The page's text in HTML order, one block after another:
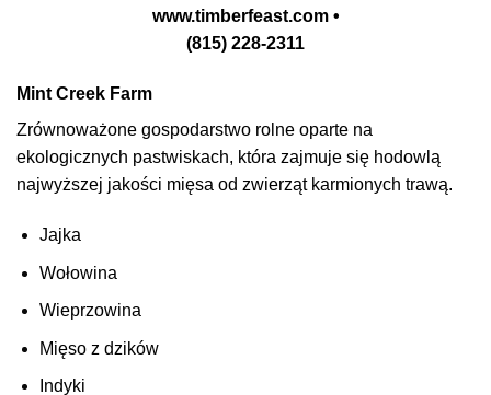
www.timberfeast.com •
(815) 228-2311
Mint Creek Farm
Zrównoważone gospodarstwo rolne oparte na
ekologicznych pastwiskach, która zajmuje się hodowlą
najwyższej jakości mięsa od zwierząt karmionych trawą.
Jajka
Wołowina
Wieprzowina
Mięso z dzików
Indyki